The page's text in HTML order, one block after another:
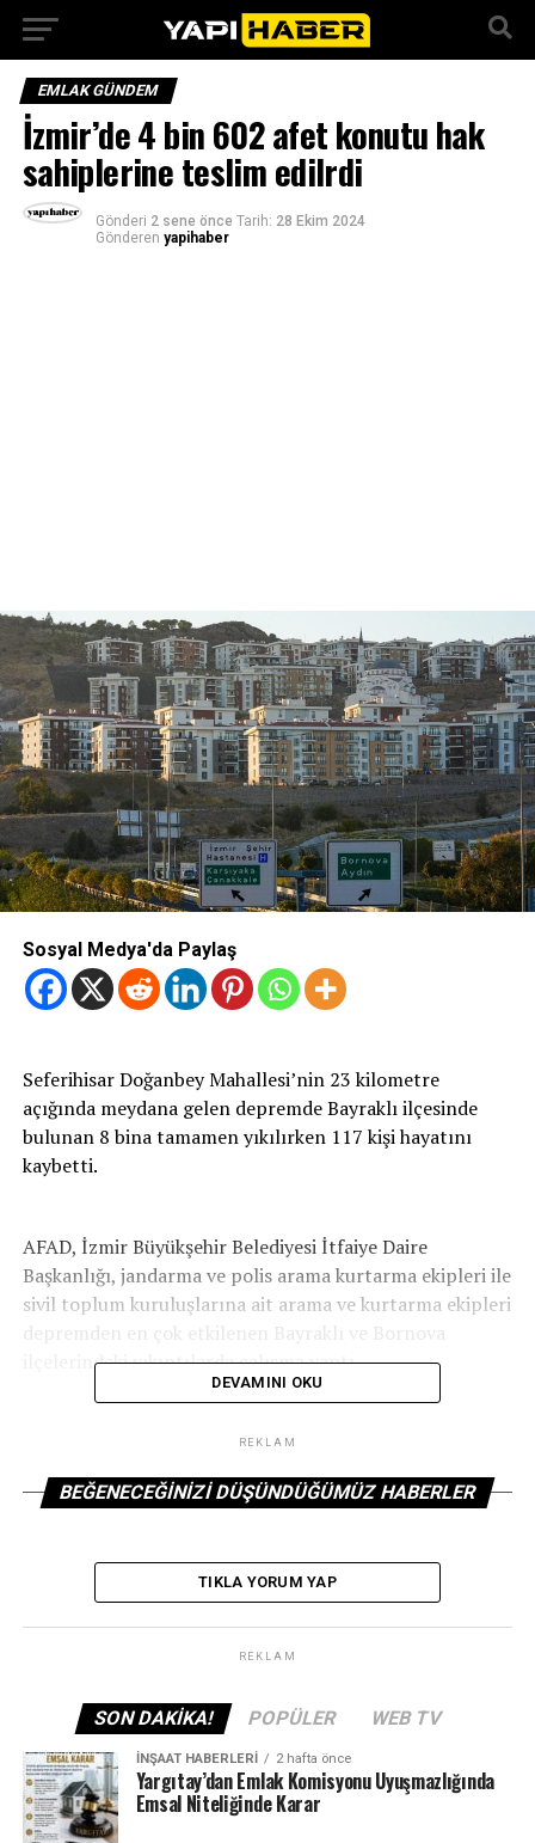
EMLAK GÜNDEM
İzmir’de 4 bin 602 afet konutu hak
sahiplerine teslim edilrdi
Gönderi 2 sene önce Tarih: 28 Ekim 2024
Gönderen yapihaber
Sosyal Medya'da Paylaş
Seferihisar Doğanbey Mahallesi’nin 23 kilometre
açığında meydana gelen depremde Bayraklı ilçesinde
bulunan 8 bina tamamen yıkılırken 117 kişi hayatını
kaybetti.
AFAD, İzmir Büyükşehir Belediyesi İtfaiye Daire
Başkanlığı, jandarma ve polis arama kurtarma ekipleri ile
sivil toplum kuruluşlarına ait arama ve kurtarma ekipleri
depremden en çok etkilenen Bayraklı ve Bornova
ilçelerindeki yıkıntılarda çalışma yaptı.
Çevre Şehircilik ve İklim Değişikliği Bakanlığı ekipleri,
arama kurtarmanın ardından İzmir genelinde 1500
teknik personelle hasar tespit çalışması yaptı.
Ekipler kent genelinde 213 bin 762 binada yaptıkları
inceleme sonucu 99’unun acil yıkılmasına karar verdi,
768 yapının ise az hasarlı olduğunu tespit etti.
Acil yıkılmasına karar verilen binalar AFAD ekipleri
tarafından hızlı bir şekilde yıkıldı.
DEVAMINI OKU
REKLAM
BEĞENECEĞINIZI DÜŞÜNDÜĞÜMÜZ HABERLER
TIKLA YORUM YAP
REKLAM
SON DAKIKA! POPÜLER WEB TV
İNŞAAT HABERLERI 2 hafta önce
Yargıtay’dan Emlak Komisyonu Uyuşmazlığında
Emsal Niteliğinde Karar